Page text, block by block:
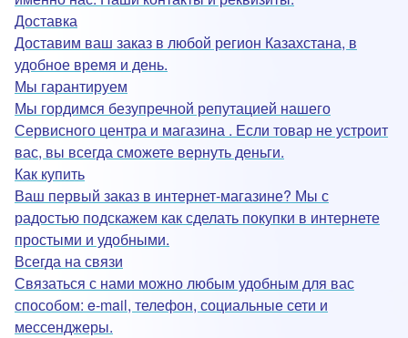
Доставка
Доставим ваш заказ в любой регион Казахстана, в
удобное время и день.
Мы гарантируем
Мы гордимся безупречной репутацией нашего
Сервисного центра и магазина . Если товар не устроит
вас, вы всегда сможете вернуть деньги.
Как купить
Ваш первый заказ в интернет-магазине? Мы с
радостью подскажем как сделать покупки в интернете
простыми и удобными.
Всегда на связи
Связаться с нами можно любым удобным для вас
способом: e-mail, телефон, социальные сети и
мессенджеры.